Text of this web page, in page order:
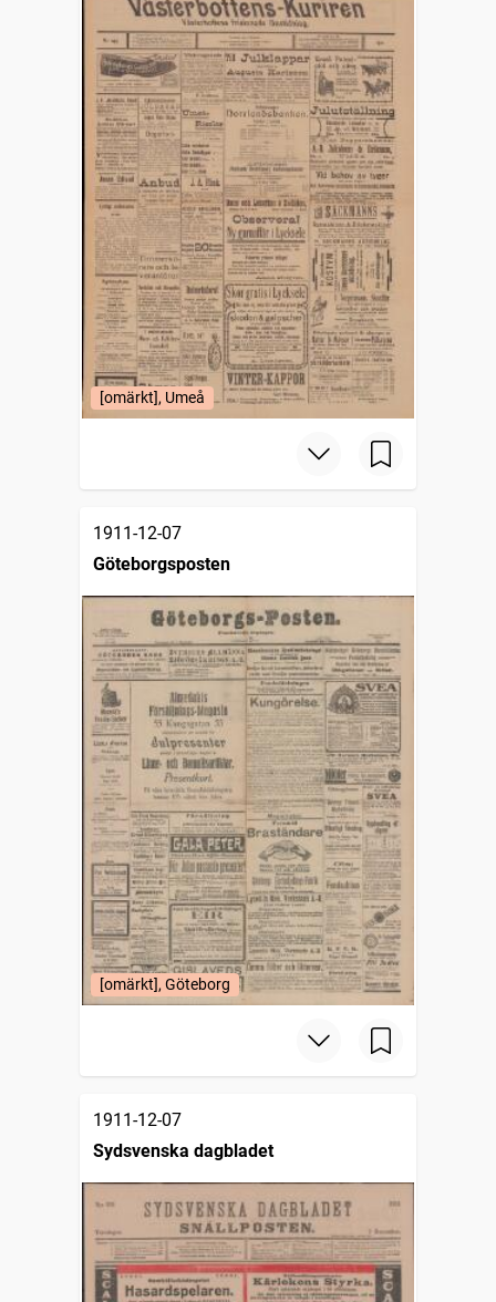
[omärkt], Umeå
1911-12-07
Göteborgsposten
[omärkt], Göteborg
1911-12-07
Sydsvenska dagbladet